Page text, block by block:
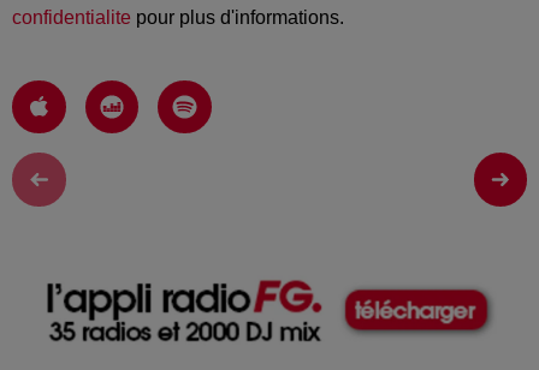
confidentialite pour plus d'informations.